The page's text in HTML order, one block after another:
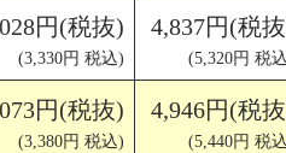
円(税抜)
(3,330円 税込)
4,837円(税
(5,320円 税
円(税抜)
(3,380円 税込)
4,946円(税
(5,440円 税